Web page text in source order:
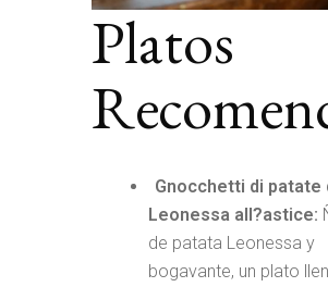
Platos
Gnocchetti di patate
Leonessa all?astice:
de patata Leonessa y
bogavante, un plato